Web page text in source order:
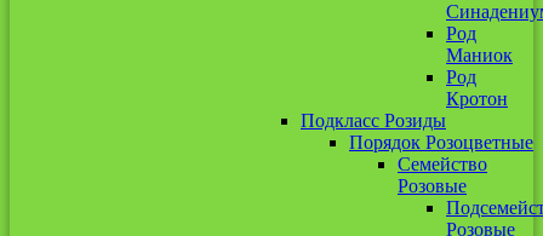
Род
Маниок
Род
Кротон
Подкласс Розиды
Порядок Розоцветные
Семейство
Розовые
Розовые